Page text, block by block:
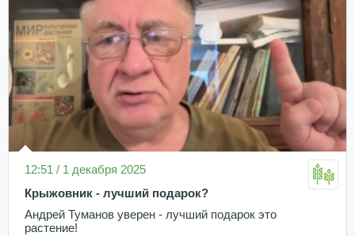
12:51 / 1 декабря 2025
Крыжовник - лучший подарок?
Андрей Туманов уверен - лучший подарок это
растение!